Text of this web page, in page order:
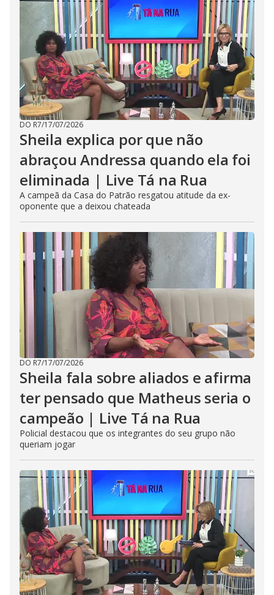
DO R7/17/07/2026
Sheila explica por que não
abraçou Andressa quando ela foi
eliminada | Live Tá na Rua
A campeã da Casa do Patrão resgatou atitude da ex-
oponente que a deixou chateada
DO R7/17/07/2026
Sheila fala sobre aliados e afirma
ter pensado que Matheus seria o
campeão | Live Tá na Rua
Policial destacou que os integrantes do seu grupo não
queriam jogar